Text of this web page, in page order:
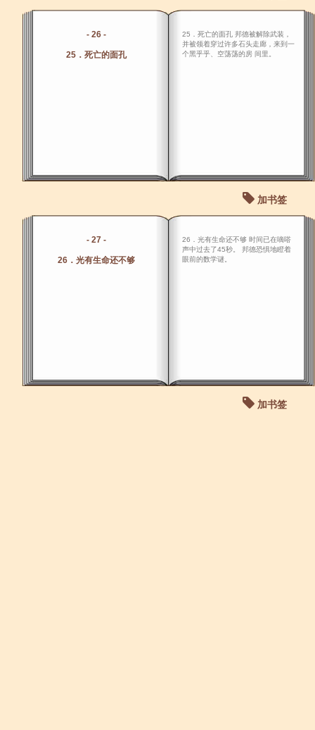
- 26 -
25．死亡的面孔
25．死亡的面孔 邦德被解除武装，
并被领着穿过许多石头走廊，来到一
个黑乎乎、空荡荡的房 间里。
加书签
- 27 -
26．光有生命还不够
26．光有生命还不够 时间已在嘀嗒
声中过去了45秒。 邦德恐惧地瞪着
眼前的数学谜。
加书签